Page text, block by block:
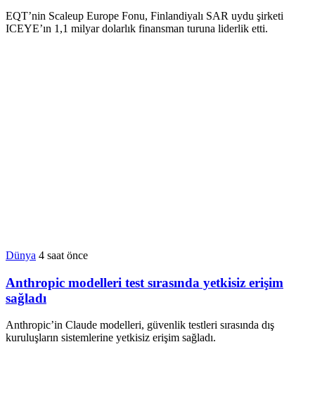
EQT’nin Scaleup Europe Fonu, Finlandiyalı SAR uydu şirketi
ICEYE’ın 1,1 milyar dolarlık finansman turuna liderlik etti.
Dünya 4 saat önce
Anthropic modelleri test sırasında yetkisiz erişim
sağladı
Anthropic’in Claude modelleri, güvenlik testleri sırasında dış
kuruluşların sistemlerine yetkisiz erişim sağladı.